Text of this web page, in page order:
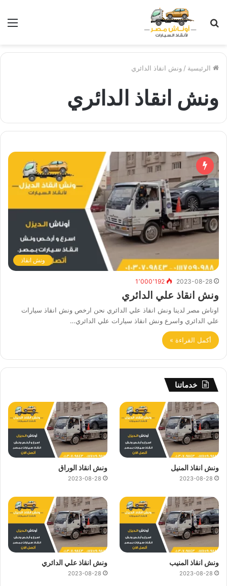
الرئيسية / ونش انقاذ الدائري
ونش انقاذ الدائري
ونش انقاذ
2023-08-28 1٬000٬192
ونش انقاذ علي الدائري
اوناش مصر لدينا ونش انقاذ علي الدائري نحن ارخص ونش انقاذ سيارات
علي الدائري واسرع ونش انقاذ سيارات علي الدائري…
أكمل القراءة »
خدماتنا
ونش انقاذ المنيل
2023-08-28
ونش انقاذ الوراق
2023-08-28
ونش انقاذ المنيب
2023-08-28
ونش انقاذ علي الدائري
2023-08-28